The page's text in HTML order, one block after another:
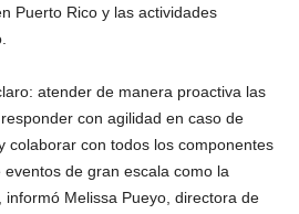
Puerto Rico y las actividades
atender de manera proactiva las
con agilidad en caso de
colaborar con todos los componentes
de gran escala como la
informó Melissa Pueyo, directora de